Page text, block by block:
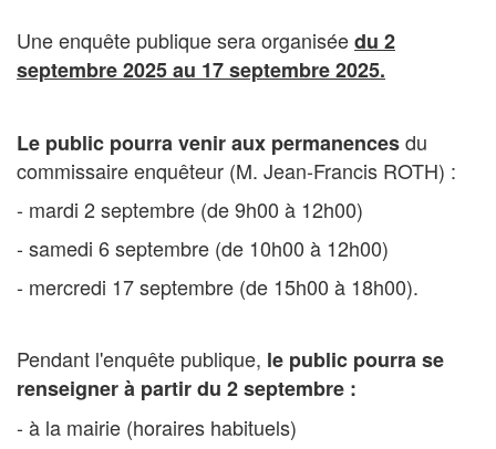
Une enquête publique sera organiséedu 2
septembre 2025 au 17 septembre 2025.
Le public pourra venir aux permanencesdu
commissaire enquêteur (M. Jean-Francis ROTH) :
- mardi 2 septembre (de 9h00 à 12h00)
- samedi 6 septembre (de 10h00 à 12h00)
- mercredi 17 septembre (de 15h00 à 18h00).
Pendant l'enquête publique, le public pourra se
renseigner à partir du 2 septembre :
- à la mairie (horaires habituels)